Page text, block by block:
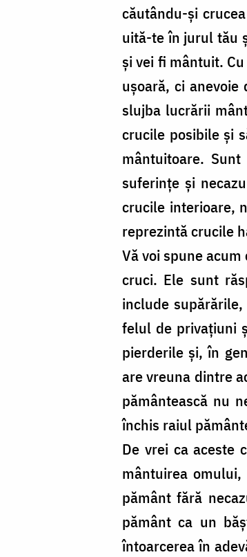
căutându-și
uită-te în jurul tău
și vei fi mântuit.
ușoară, ci
slujba lucrării
crucile posibile și
mântuitoare.
suferințe și
crucile interioare,
reprezintă crucile
Vă voi spune
cruci. Ele sunt
include
felul de privațiuni
pierderile și, în
are vreuna dintre
pământească nu
închis raiul
De vrei ca aceste
mântuirea
pământ fără
pământ ca un
întoarcerea în